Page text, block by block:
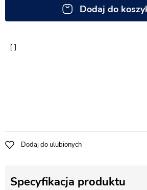
Dodaj do
Dodaj do ulubionych
Specyfikacja produktu